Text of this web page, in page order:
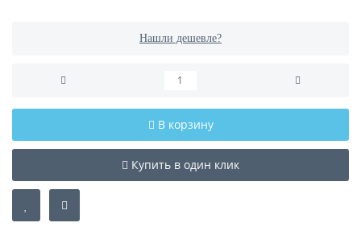
Нашли дешевле?
В корзину
Купить в один клик